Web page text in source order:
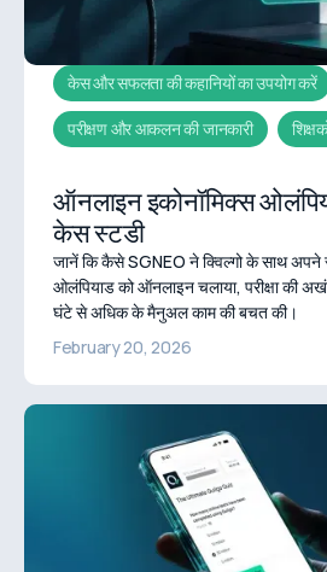
केस और सफलता की कहानियों का उपयोग करें
परीक्षण और आकलन की जानकारी
ऑनलाइन इकोनॉमिक्स
केस स्टडी
जानें कि कैसे SGNEO ने क्विल्गो के साथ अपने
ओलंपियाड को ऑनलाइन चलाया, परीक्षा की
घंटे से अधिक के मैनुअल काम की बचत की।
February 20, 2026